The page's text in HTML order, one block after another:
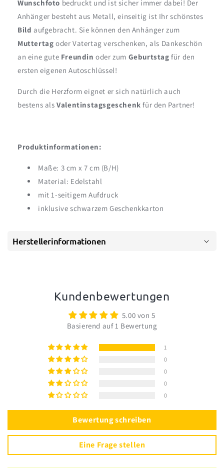
Wunschfoto bedruckt und ist sicher immer dabei! Der
Anhänger besteht aus Metall, einseitig ist Ihr schönstes
Bild aufgebracht. Sie können den Anhänger zum
Muttertag oder Vatertag verschenken, als Dankeschön
an eine gute Freundin oder zum Geburtstag für den
ersten eigenen Autoschlüssel!
Durch die Herzform eignet er sich natürlich auch
bestens alsValentinstagsgeschenk für den Partner!
Produktinformationen:
Maße: 3 cm x 7 cm (B/H)
Material: Edelstahl
mit 1-seitigem Aufdruck
inklusive schwarzem Geschenkkarton
Herstellerinformationen
Kundenbewertungen
5.00 von 5
Basierend auf 1 Bewertung
1
0
0
0
0
Bewertung schreiben
Eine Frage stellen